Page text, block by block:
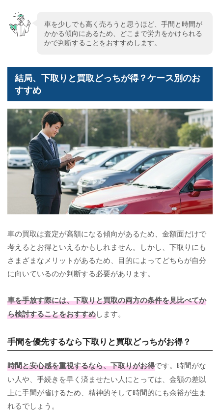
車を少しでも高く売ろうと思うほど、手間と時間が
かかる傾向にあるため、どこまで労力をかけられる
かで判断することをおすすめします。
結局、下取りと買取どっちが得？ケース別のお
すすめ
車の買取は査定が高額になる傾向があるため、金額面だけで
考えるとお得といえるかもしれません。しかし、下取りにも
さまざまなメリットがあるため、目的によってどちらが自分
に向いているのか判断する必要があります。
車を手放す際には、下取りと買取の両方の条件を見比べてか
ら検討することをおすすめします。
手間を優先するなら下取りと買取どっちがお得？
時間と安心感を重視するなら、下取りがお得です。時間がな
い人や、手続きを早く済ませたい人にとっては、金額の差以
上に手間が省けるため、精神的そして時間的にも余裕が生ま
れるでしょう。